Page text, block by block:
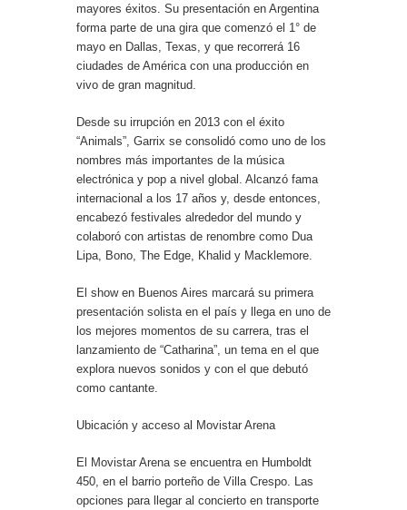
mayores éxitos. Su presentación en Argentina
forma parte de una gira que comenzó el 1° de
mayo en Dallas, Texas, y que recorrerá 16
ciudades de América con una producción en
vivo de gran magnitud.
Desde su irrupción en 2013 con el éxito
“Animals”, Garrix se consolidó como uno de los
nombres más importantes de la música
electrónica y pop a nivel global. Alcanzó fama
internacional a los 17 años y, desde entonces,
encabezó festivales alrededor del mundo y
colaboró con artistas de renombre como Dua
Lipa, Bono, The Edge, Khalid y Macklemore.
El show en Buenos Aires marcará su primera
presentación solista en el país y llega en uno de
los mejores momentos de su carrera, tras el
lanzamiento de “Catharina”, un tema en el que
explora nuevos sonidos y con el que debutó
como cantante.
Ubicación y acceso al Movistar Arena
El Movistar Arena se encuentra en Humboldt
450, en el barrio porteño de Villa Crespo. Las
opciones para llegar al concierto en transporte